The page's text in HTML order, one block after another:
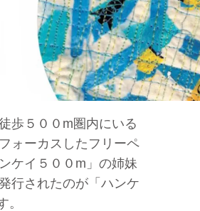
歩５００m圏内にいる
ォーカスしたフリーペ
ケイ５００m」の姉妹
行されたのが「ハンケ
。